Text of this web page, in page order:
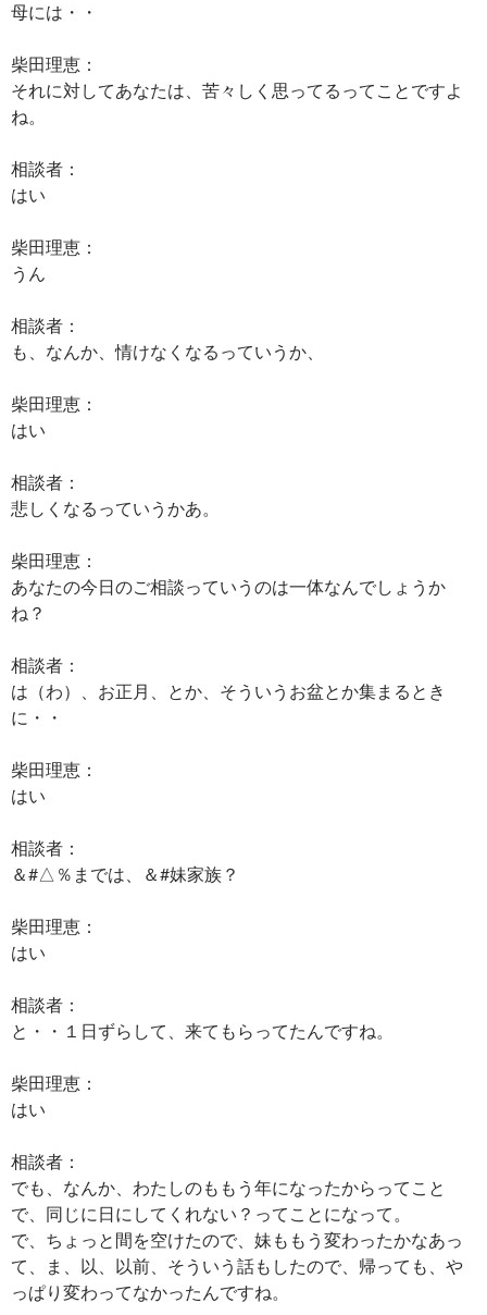
母には・・
柴田理恵：
それに対してあなたは、苦々しく思ってるってことですよ
ね。
相談者：
はい
柴田理恵：
うん
相談者：
も、なんか、情けなくなるっていうか、
柴田理恵：
はい
相談者：
悲しくなるっていうかあ。
柴田理恵：
あなたの今日のご相談っていうのは一体なんでしょうか
ね？
相談者：
は（わ）、お正月、とか、そういうお盆とか集まるとき
に・・
柴田理恵：
はい
相談者：
＆#△％までは、＆#妹家族？
柴田理恵：
はい
相談者：
と・・１日ずらして、来てもらってたんですね。
柴田理恵：
はい
相談者：
でも、なんか、わたしのももう年になったからってこと
で、同じに日にしてくれない？ってことになって。
で、ちょっと間を空けたので、妹ももう変わったかなあっ
て、ま、以、以前、そういう話もしたので、帰っても、や
っぱり変わってなかったんですね。